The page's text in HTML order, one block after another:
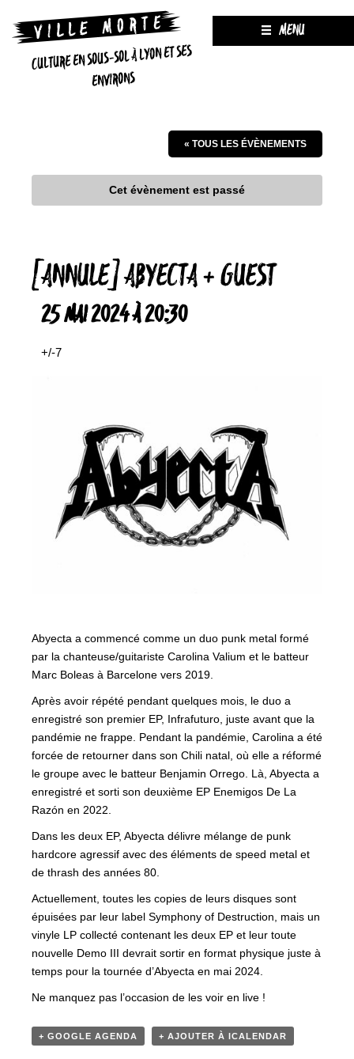
CULTURE EN SOUS-SOL À LYON ET SES
ENVIRONS
MENU
« TOUS LES ÉVÈNEMENTS
Cet évènement est passé
[ANNULE] ABYECTA + GUEST
25 MAI 2024 À 20:30
+/-7
Abyecta a commencé comme un duo punk metal formé
par la chanteuse/guitariste Carolina Valium et le batteur
Marc Boleas à Barcelone vers 2019.
Après avoir répété pendant quelques mois, le duo a
enregistré son premier EP, Infrafuturo, juste avant que la
pandémie ne frappe. Pendant la pandémie, Carolina a été
forcée de retourner dans son Chili natal, où elle a réformé
le groupe avec le batteur Benjamin Orrego. Là, Abyecta a
enregistré et sorti son deuxième EP Enemigos De La
Razón en 2022.
Dans les deux EP, Abyecta délivre mélange de punk
hardcore agressif avec des éléments de speed metal et
de thrash des années 80.
Actuellement, toutes les copies de leurs disques sont
épuisées par leur label Symphony of Destruction, mais un
vinyle LP collecté contenant les deux EP et leur toute
nouvelle Demo III devrait sortir en format physique juste à
temps pour la tournée d’Abyecta en mai 2024.
Ne manquez pas l’occasion de les voir en live !
+ GOOGLE AGENDA + AJOUTER À ICALENDAR